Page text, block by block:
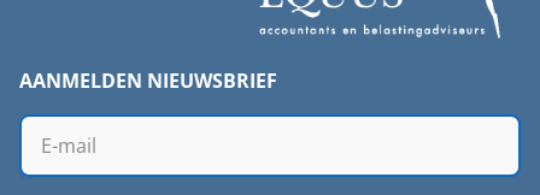
AANMELDEN NIEUWSBRIEF